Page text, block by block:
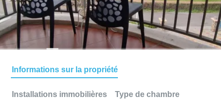
Informations sur la propriété
Installations immobilières Type de chambre